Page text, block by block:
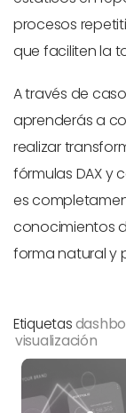
procesos
que faciliten la
A través de
aprenderás a
realizar
fórmulas DAX y
es
conocimientos
forma natural y
Etiquetas
visualización